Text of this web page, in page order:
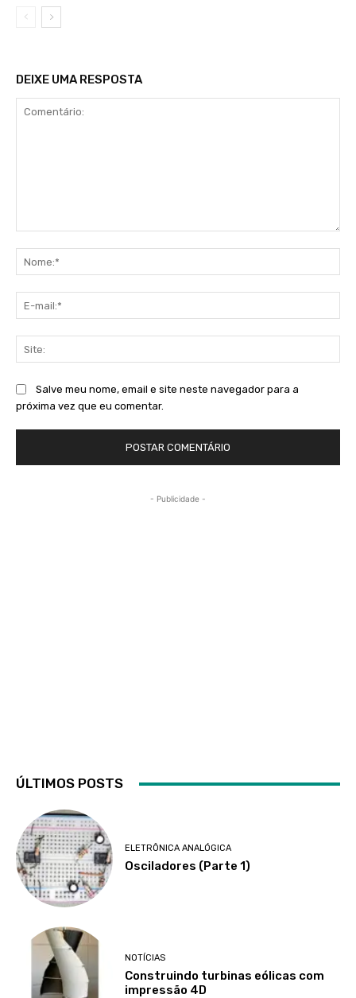
DEIXE UMA RESPOSTA
Salve meu nome, email e site neste navegador para a
próxima vez que eu comentar.
- Publicidade -
ÚLTIMOS POSTS
ELETRÔNICA ANALÓGICA
Osciladores (Parte 1)
NOTÍCIAS
Construindo turbinas eólicas com
impressão 4D